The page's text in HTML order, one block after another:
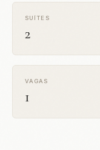
SUÍTES
2
VAGAS
1